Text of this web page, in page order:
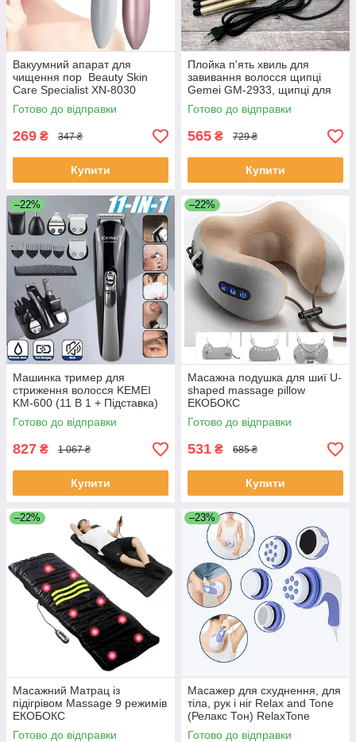
Вакуумний апарат для
чищення пор Beauty Skin
Care Specialist XN-8030
Найкраща ціна! ЕКОБОКС
Готово до відправки
269 ₴ 347 ₴
Купити
Плойка п'ять хвиль для
завивання волосся щипці
Gemei GM-2933, щипці для
завивання волосся АКЦІЯ
ЕКОБОКС
Готово до відправки
565 ₴ 729 ₴
Купити
–22%
Машинка тример для
стриження волосся KEMEI
KM-600 (11 В 1 + Підставка)
ЕКОБОКС
Готово до відправки
827 ₴ 1 067 ₴
Купити
–22%
Масажна подушка для шиї U-
shaped massage pillow
ЕКОБОКС
Готово до відправки
531 ₴ 685 ₴
Купити
–22%
Масажний Матрац із
підігрівом Massage 9 режимів
ЕКОБОКС
Готово до відправки
–23%
Масажер для схуднення, для
тіла, рук і ніг Relax and Tone
(Релакс Тон) RelaxTone
ЕКОБОКС
Готово до відправки